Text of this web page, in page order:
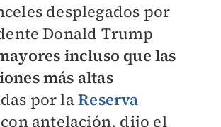
desplegados por
Donald Trump
incluso que las
más altas
por laReserva
antelación, dijo el